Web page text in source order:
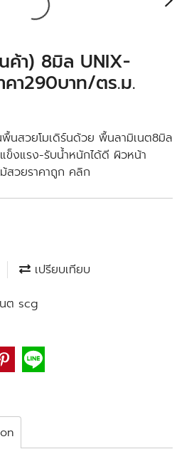
ค้า) 8มิล UNIX-
คา290บาท/ตร.ม.
นสวยโมเดิร์นด้วย พื้นลามิเนต8มิล
ข็งแรง-รับน้ำหนักได้ดี ผิวหน้า
สวยราคาถูก คลิก
เปรียบเทียบ
ต scg